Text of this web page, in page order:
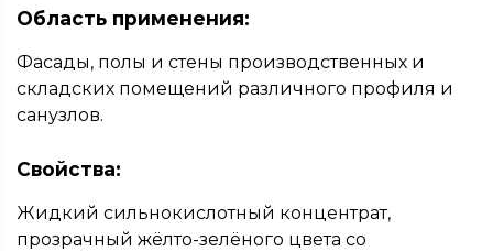
Область применения:
Фасады, полы и стены производственных и
складских помещений различного профиля и
санузлов.
Свойства:
Жидкий сильнокислотный концентрат,
прозрачный жёлто-зелёного цвета со